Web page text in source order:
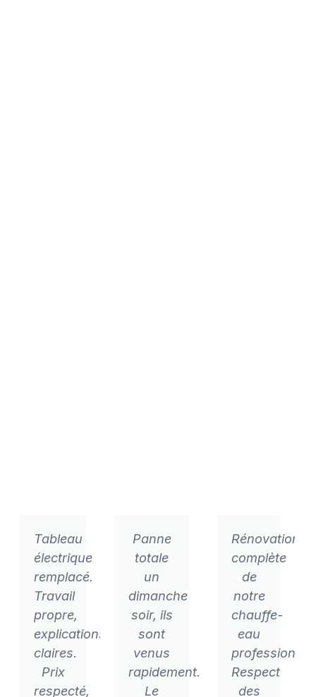
Tableau
électrique
remplacé.
Travail
propre,
explications
claires.
Prix
respecté,
Panne
totale
un
dimanche
soir, ils
sont
venus
rapidement.
Le
Rénovation
complète
de
notre
chauffe-
eau
professionnel.
Respect
des